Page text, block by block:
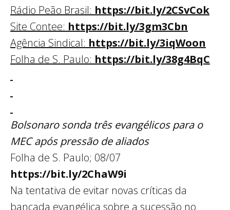
Rádio Peão Brasil: https://bit.ly/2CSvCok
Site Contee: https://bit.ly/3gm3Cbn
Agência Sindical: https://bit.ly/3iqWoon
Folha de S. Paulo: https://bit.ly/38g4BqC
Bolsonaro sonda três evangélicos para o
MEC após pressão de aliados
Folha de S. Paulo; 08/07
https://bit.ly/2ChaW9i
Na tentativa de evitar novas críticas da
bancada evangélica sobre a sucessão no